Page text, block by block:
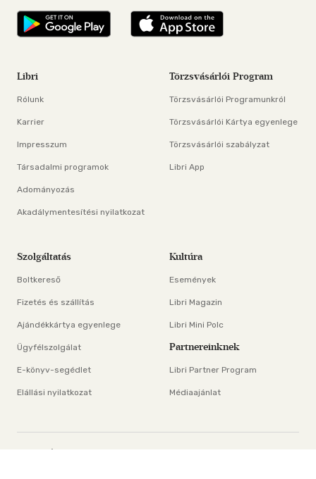
Libri applikáció Szerezd meg: Google
Libri applikáció
Libri
Rólunk
Karrier
Impresszum
Társadalmi programok
Adományozás
Akadálymentesítési nyilatkozat
Törzsvásárlói Program
Törzsvásárlói Programunkról
Törzsvásárlói Kártya egyenlege
Törzsvásárlói szabályzat
Libri App
Szolgáltatás
Boltkereső
Fizetés és szállítás
Ajándékkártya egyenlege
Ügyfélszolgálat
E-könyv-segédlet
Elállási nyilatkozat
Kultúra
Események
Libri Magazin
Libri Mini Polc
Partnereinknek
Libri Partner Program
Médiaajánlat